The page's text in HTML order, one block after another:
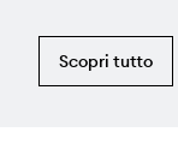
Scopri tutto